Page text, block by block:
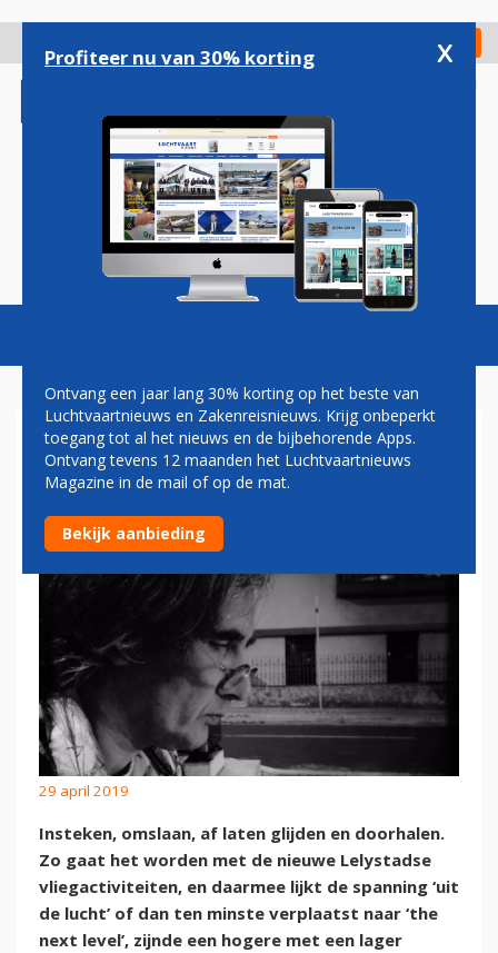
gaan
Check in
Magazine Podcasts Vacatures
PAUL MELKERT: HAKEN EN
OGEN
29 april 2019
Insteken, omslaan, af laten glijden en doorhalen.
Zo gaat het worden met de nieuwe Lelystadse
vliegactiviteiten, en daarmee lijkt de spanning ‘uit
de lucht’ of dan ten minste verplaatst naar ‘the
next level’, zijnde een hogere met een lager
Profiteer nu van 30% korting x
Ontvang een jaar lang 30% korting op het beste van
Luchtvaartnieuws en Zakenreisnieuws. Krijg onbeperkt
toegang tot al het nieuws en de bijbehorende Apps.
Ontvang tevens 12 maanden het Luchtvaartnieuws
Magazine in de mail of op de mat.
Bekijk aanbieding